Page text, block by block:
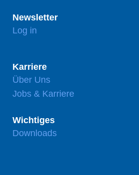
Newsletter
Log in
Karriere
Über Uns
Jobs & Karriere
Wichtiges
Downloads